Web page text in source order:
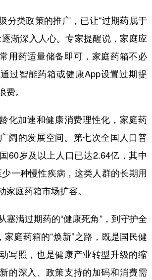
类政策的推广，已让“过期药属于
渐深入人心。专家提醒说，家庭应
用药适量储备即可，家庭药箱不必
过智能药箱或健康App设置过期提
费。
加速和健康消费理性化，家庭药
阔的发展空间。第七次全国人口普
60岁及以上人口已达2.64亿，其中
一种慢性疾病，这类人群的长期用
家庭药箱市场扩容。
满过期药的“健康死角”，到守护全
家庭药箱的“焕新”之路，既是国民健
写照，也是健康产业转型升级的缩
的深入、政策支持的加码和消费需